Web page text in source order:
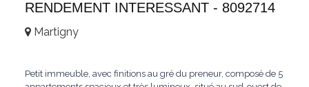
RENDEMENT INTERESSANT - 8092714
Martigny
Petit immeuble, avec finitions au gré du preneur, composé de 5